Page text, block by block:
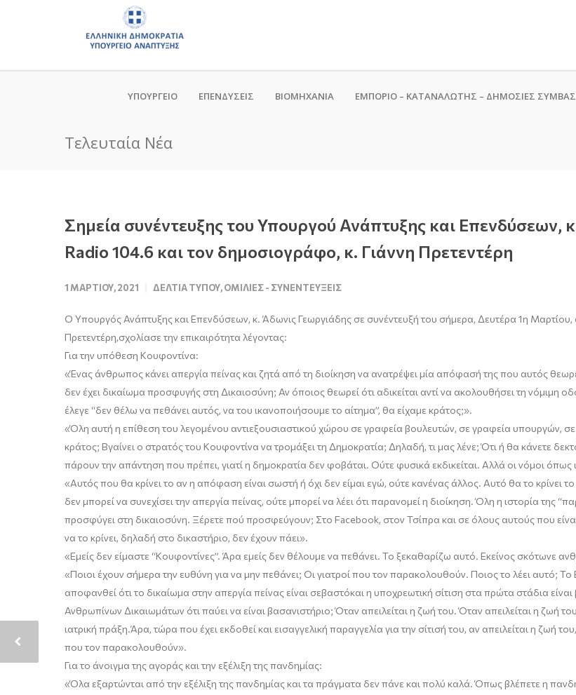
ΥΠΟΥΡΓΕΙΟ ΕΠΕΝΔΥΣΕΙΣ ΒΙΟΜΗΧΑΝΙΑ ΕΜΠΟΡΙΟ – ΚΑΤΑΝΑΛΩΤΗΣ – ΔΗΜΟΣΙΕΣ
Τελευταία Νέα
Σημεία συνέντευξης του Υπουργού Ανάπτυξης και Επενδύσεων,
Radio 104.6 και τον δημοσιογράφο, κ. Γιάννη Πρετεντέρη
1 ΜΑΡΤΊΟΥ, 2021 ΔΕΛΤΊΑ ΤΎΠΟΥ,ΟΜΙΛΊΕΣ - ΣΥΝΕΝΤΕΎΞΕΙΣ
Ο Υπουργός Ανάπτυξης και Επενδύσεων, κ. Άδωνις Γεωργιάδης σε συνέντευξή του σήμερα, Δευτέρα 1η Μαρτίου,
Πρετεντέρη,σχολίασε την επικαιρότητα λέγοντας:
Για την υπόθεση Κουφοντίνα:
«Ένας άνθρωπος κάνει απεργία πείνας και ζητά από τη διοίκηση να ανατρέψει μία απόφασή της που αυτός
δεν έχει δικαίωμα προσφυγής στη Δικαιοσύνη; Αν όποιος θεωρεί ότι αδικείται αντί να ακολουθήσει τη νόμιμη
έλεγε “δεν θέλω να πεθάνει αυτός, να του ικανοποιήσουμε το αίτημα”, θα είχαμε κράτος;».
«Όλη αυτή η επίθεση του λεγομένου αντιεξουσιαστικού χώρου σε γραφεία βουλευτών, σε γραφεία υπουργών, σε
κράτος; Βγαίνει ο στρατός του Κουφοντίνα να τρομάξει τη Δημοκρατία; Δηλαδή, τι μας λένε; Ότι ή θα κάνετε
πάρουν την απάντηση που πρέπει, γιατί η δημοκρατία δεν φοβάται. Ούτε φυσικά εκδικείται. Αλλά οι νόμοι όπως
«Αυτός που θα κρίνει το αν η απόφαση είναι σωστή ή όχι δεν είμαι εγώ, ούτε κανένας άλλος. Αυτό θα το κρίνει
δεν μπορεί να συνεχίσει την απεργία πείνας, ούτε μπορεί να λέει ότι παρανομεί η διοίκηση. Όλη η ιστορία της “
προσφύγει στη δικαιοσύνη. Ξέρετε πού προσφεύγουν; Στο Facebook, στον Τσίπρα και σε όλους αυτούς που
να το κρίνει, δηλαδή στο δικαστήριο, δεν έχουν πάει».
«Εμείς δεν είμαστε “Κουφοντίνες”. Άρα εμείς δεν θέλουμε να πεθάνει. Το ξεκαθαρίζω αυτό. Εκείνος σκότωνε
«Ποιοι έχουν σήμερα την ευθύνη για να μην πεθάνει; Οι γιατροί που τον παρακολουθούν. Ποιος το λέει αυτό;
αποφανθεί ότι το δικαίωμα στην απεργία πείνας είναι σεβαστόκαι η υποχρεωτική σίτιση στα πρώτα στάδια
Ανθρωπίνων Δικαιωμάτων ότι παύει να είναι βασανιστήριο; Όταν απειλείται η ζωή του. Όταν απειλείται η ζωή
ιατρική πράξη.Άρα, τώρα που έχει εκδοθεί και εισαγγελική παραγγελία για την σίτισή του, αν απειλείται η ζωή του,
που τον παρακολουθούν».
Για το άνοιγμα της αγοράςκαι την εξέλιξη της πανδημίας:
«Όλα εξαρτώνται από την εξέλιξη της πανδημίας και τα πράγματα δεν πάνε και πολύ καλά. Όπως βλέπετε η